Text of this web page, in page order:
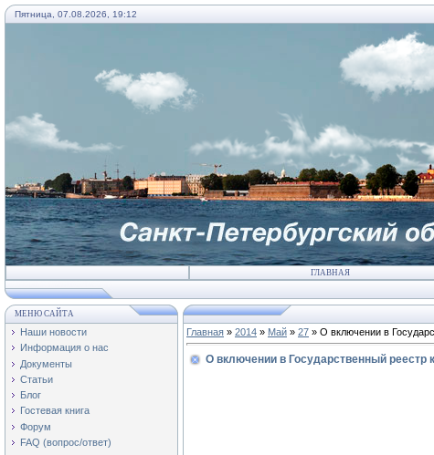
Пятница, 07.08.2026, 19:12
ГЛАВНАЯ
МЕНЮ САЙТА
Наши новости
Информация о нас
Документы
Статьи
Блог
Гостевая книга
Форум
FAQ (вопрос/ответ)
Главная » 2014 » Май » 27 » О включении в
О включении в Государственный реестр